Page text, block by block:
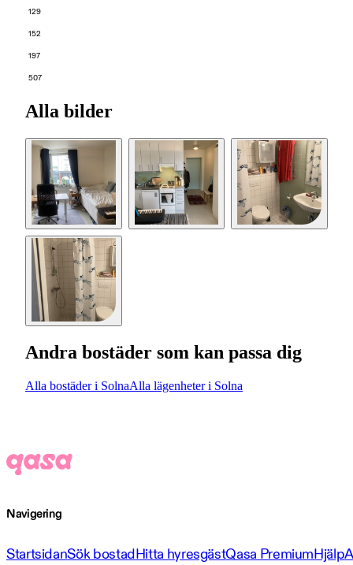
129
152
197
507
Alla bilder
Andra bostäder som kan passa dig
Alla bostäder i SolnaAlla lägenheter i Solna
Navigering
StartsidanSök bostadHitta hyresgästQasa PremiumHjälp